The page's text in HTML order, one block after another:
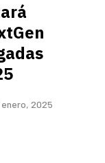
enero, 2025